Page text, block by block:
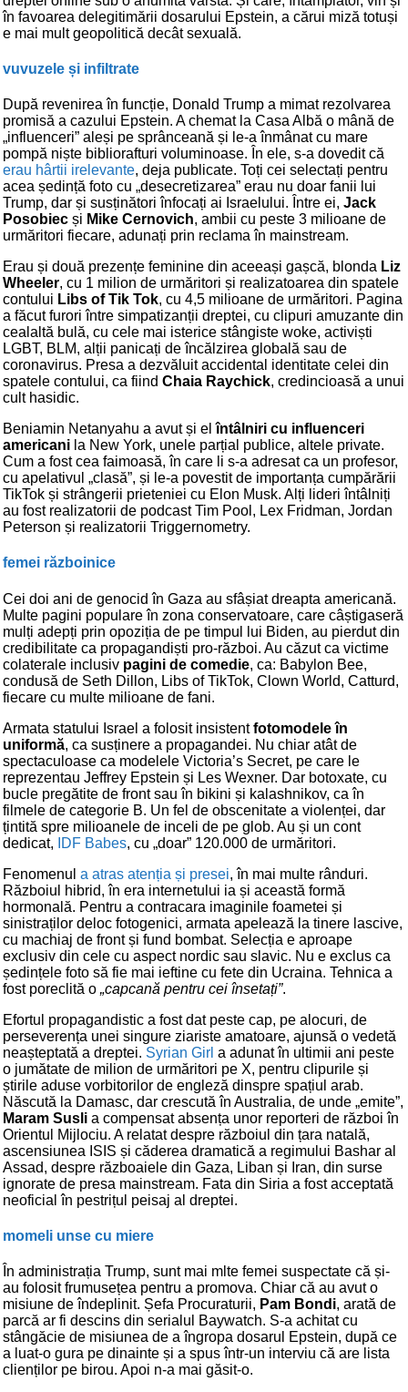
în favoarea delegitimării dosarului Epstein, a cărui miză totuși
e mai mult geopolitică decât sexuală.
vuvuzele și infiltrate
După revenirea în funcție, Donald Trump a mimat rezolvarea
promisă a cazului Epstein. A chemat la Casa Albă o mână de
„influenceri” aleși pe sprânceană și le-a înmânat cu mare
pompă niște bibliorafturi voluminoase. În ele, s-a dovedit că
erau hârtii irelevante, deja publicate. Toți cei selectați pentru
acea ședință foto cu „desecretizarea” erau nu doar fanii lui
Trump, dar și susținători înfocați ai Israelului. Între ei, Jack
Posobiec și Mike Cernovich, ambii cu peste 3 milioane de
urmăritori fiecare, adunați prin reclama în mainstream.
Erau și două prezențe feminine din aceeași gașcă, blonda Liz
Wheeler, cu 1 milion de urmăritori și realizatoarea din spatele
contului Libs of Tik Tok, cu 4,5 milioane de urmăritori. Pagina
a făcut furori între simpatizanții dreptei, cu clipuri amuzante din
cealaltă bulă, cu cele mai isterice stângiste woke, activiști
LGBT, BLM, alții panicați de încălzirea globală sau de
coronavirus. Presa a dezvăluit accidental identitate celei din
spatele contului, ca fiind Chaia Raychick, credincioasă a unui
cult hasidic.
Beniamin Netanyahu a avut și elîntâlniri cu influenceri
americani la New York, unele parțial publice, altele private.
Cum a fost cea faimoasă, în care li s-a adresat ca un profesor,
cu apelativul „clasă”, și le-a povestit de importanța cumpărării
TikTok și strângerii prieteniei cu Elon Musk. Alți lideri întâlniți
au fost realizatorii de podcast Tim Pool, Lex Fridman, Jordan
Peterson și realizatorii Triggernometry.
femei războinice
Cei doi ani de genocid în Gaza au sfâșiat dreapta americană.
Multe pagini populare în zona conservatoare, care câștigaseră
mulți adepți prin opoziția de pe timpul lui Biden, au pierdut din
credibilitate ca propagandiști pro-război. Au căzut ca victime
colaterale inclusiv pagini de comedie, ca: Babylon Bee,
condusă de Seth Dillon, Libs of TikTok, Clown World, Catturd,
fiecare cu multe milioane de fani.
Armata statului Israel a folosit insistentfotomodele în
uniformă, ca susținere a propagandei. Nu chiar atât de
spectaculoase ca modelele Victoria’s Secret, pe care le
reprezentau Jeffrey Epstein și Les Wexner. Dar botoxate, cu
bucle pregătite de front sau în bikini și kalashnikov, ca în
filmele de categorie B. Un fel de obscenitate a violenței, dar
țintită spre milioanele de inceli de pe glob. Au și un cont
dedicat,
IDF Babes, cu „doar” 120.000 de urmăritori.
Fenomenul a atras atenția și presei, în mai multe rânduri.
Războiul hibrid, în era internetului ia și această formă
hormonală. Pentru a contracara imaginile foametei și
sinistraților deloc fotogenici, armata apelează la tinere lascive,
cu machiaj de front și fund bombat. Selecția e aproape
exclusiv din cele cu aspect nordic sau slavic. Nu e exclus ca
ședințele foto să fie mai ieftine cu fete din Ucraina. Tehnica a
fost poreclită o „capcană pentru cei însetați”.
Efortul propagandistic a fost dat peste cap, pe alocuri, de
perseverența unei singure ziariste amatoare, ajunsă o vedetă
neașteptată a dreptei. Syrian Girl a adunat în ultimii ani peste
o jumătate de milion de urmăritori pe X, pentru clipurile și
știrile aduse vorbitorilor de engleză dinspre spațiul arab.
Născută la Damasc, dar crescută în Australia, de unde „emite”,
Maram Susli a compensat absența unor reporteri de război în
Orientul Mijlociu. A relatat despre războiul din țara natală,
ascensiunea ISIS și căderea dramatică a regimului Bashar al
Assad, despre războaiele din Gaza, Liban și Iran, din surse
ignorate de presa mainstream. Fata din Siria a fost acceptată
neoficial în pestrițul peisaj al dreptei.
momeli unse cu miere
În administrația Trump, sunt mai mlte femei suspectate că și-
au folosit frumusețea pentru a promova. Chiar că au avut o
misiune de îndeplinit. Șefa Procuraturii, Pam Bondi, arată de
parcă ar fi descins din serialul Baywatch. S-a achitat cu
stângăcie de misiunea de a îngropa dosarul Epstein, după ce
a luat-o gura pe dinainte și a spus într-un interviu că are lista
clienților pe birou. Apoi n-a mai găsit-o.